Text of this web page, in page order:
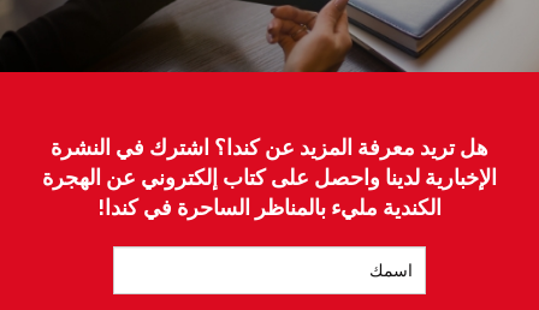
هل تريد معرفة المزيد عن كندا؟ اشترك في النشرة
الإخبارية لدينا واحصل على كتاب إلكتروني عن الهجرة
الكندية مليء بالمناظر الساحرة في كندا!